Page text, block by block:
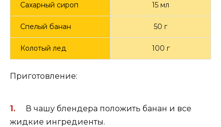
Сахарный сироп 15 мл
Спелый банан 50 г
Колотый лед 100 г
Приготовление:
В чашу блендера положить банан и все
жидкие ингредиенты.